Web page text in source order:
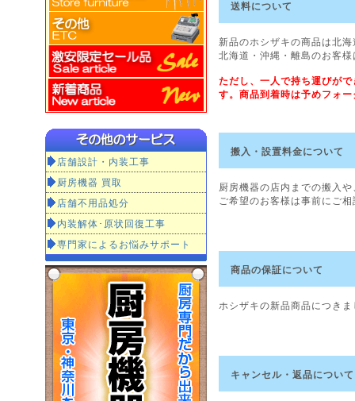
店舗設計・内装工事
厨房機器 買取
店舗不用品処分
内装解体･原状回復工事
専門家によるお悩みサポート
送料について
新品のホシザキの商品は北
北海道・沖縄・離島のお客
ただし、一人で持ち運びが
す。商品到着時は予めフォ
搬入・設置料金について
厨房機器の店内までの搬入
ご希望のお客様は事前にご
商品の保証について
ホシザキの新品商品につき
キャンセル・返品について